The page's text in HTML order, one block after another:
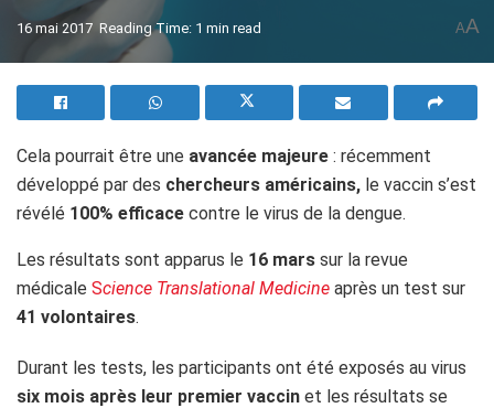
16 mai 2017 Reading Time: 1 min read AA
Cela pourrait être une avancée majeure : récemment
développé par des chercheurs américains, le vaccin s’est
révélé 100% efficace contre le virus de la dengue.
Les résultats sont apparus le 16 mars sur la revue
médicale Science Translational Medicine après un test sur
41 volontaires.
Durant les tests, les participants ont été exposés au virus
six mois après leur premier vaccin et les résultats se